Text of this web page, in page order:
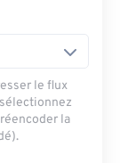
le flux
la